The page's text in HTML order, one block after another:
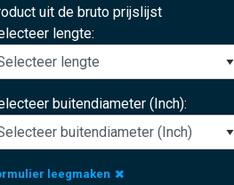
uit de bruto prijslijst
lengte:
buitendiameter (Inch):
leegmaken